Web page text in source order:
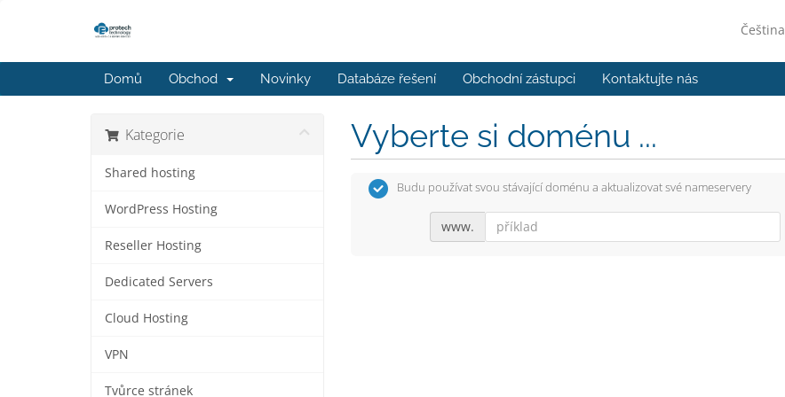
Čeština
Domů Obchod Novinky Databáze řešení Obchodní zástupci Kontaktujte nás
Kategorie
Shared hosting
WordPress Hosting
Reseller Hosting
Dedicated Servers
Cloud Hosting
VPN
Tvůrce stránek
Vyberte si doménu ...
Budu používat svou stávající doménu a aktualizovat své nameservery
www.